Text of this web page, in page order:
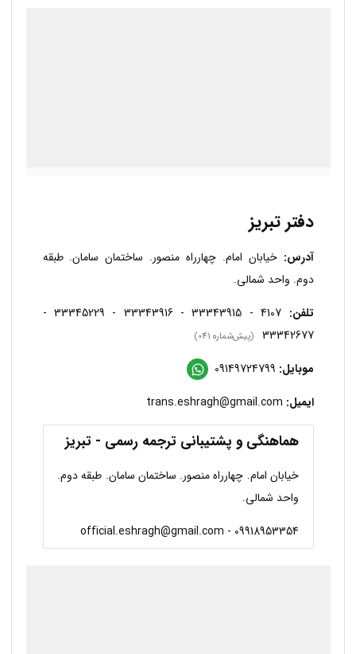
دفتر تبریز
آدرس: خیابان امام. چهارراه منصور. ساختمان سامان. طبقه
دوم. واحد شمالی.
تلفن:
4107 - 33343915 - 33343916 - 33345229 -
33342677
(پیش‌شماره 041)
موبایل:
ایمیل:
هماهنگی و پشتیبانی ترجمه رسمی - تبریز
خیابان امام. چهارراه منصور. ساختمان سامان. طبقه دوم.
واحد شمالی.
09918953354 - official.eshragh@gmail.com